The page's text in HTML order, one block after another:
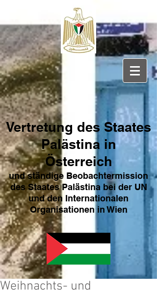
Vertretung des Staates
Palästina in
Österreich
und ständige Beobachtermission
des Staates Palästina bei der UN
und den Internationalen
Organisationen in Wien
Weihnachts- und